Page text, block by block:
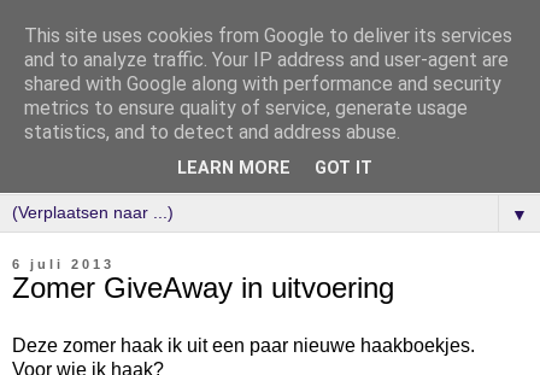
▼
6 juli 2013
Zomer GiveAway in uitvoering
Deze zomer haak ik uit een paar nieuwe haakboekjes.
Voor wie ik haak?
This site uses cookies from Google to deliver its services
and to analyze traffic. Your IP address and user-agent are
shared with Google along with performance and security
metrics to ensure quality of service, generate usage
statistics, and to detect and address abuse.
LEARN MORE GOT IT